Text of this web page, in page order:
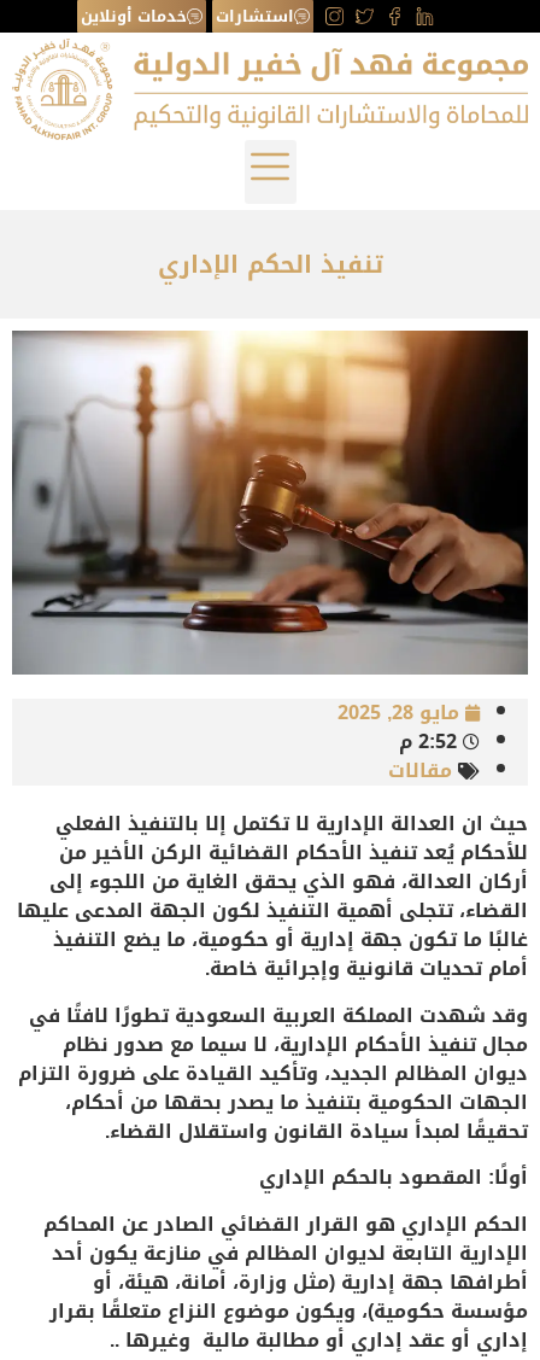
استشارات خدمات أونلاين
تنفيذ الحكم الإداري
مايو 28, 2025
2:52 م
مقالات
حيث ان العدالة الإدارية لا تكتمل إلا بالتنفيذ الفعلي
للأحكاميُعد تنفيذ الأحكام القضائية الركن الأخير من
أركان العدالة، فهو الذي يحقق الغاية من اللجوء إلى
القضاء، تتجلى أهمية التنفيذ لكون الجهة المدعى عليها
غالبًا ما تكون جهة إدارية أو حكومية، ما يضع التنفيذ
أمام تحديات قانونية وإجرائية خاصة.
وقد شهدت المملكة العربية السعودية تطورًا لافتًا في
مجال تنفيذ الأحكام الإدارية، لا سيما مع صدور نظام
ديوان المظالم الجديد، وتأكيد القيادة على ضرورة التزام
الجهات الحكومية بتنفيذ ما يصدر بحقها من أحكام،
تحقيقًا لمبدأ سيادة القانون واستقلال القضاء.
أولًا: المقصود بالحكم الإداري
الحكم الإداري هو القرار القضائي الصادر عن المحاكم
الإدارية التابعة لديوان المظالم في منازعة يكون أحد
أطرافها جهة إدارية (مثل وزارة، أمانة، هيئة، أو
مؤسسة حكومية)، ويكون موضوع النزاع متعلقًا بقرار
إداري أو عقد إداري أو مطالبة مالية وغيرها ..